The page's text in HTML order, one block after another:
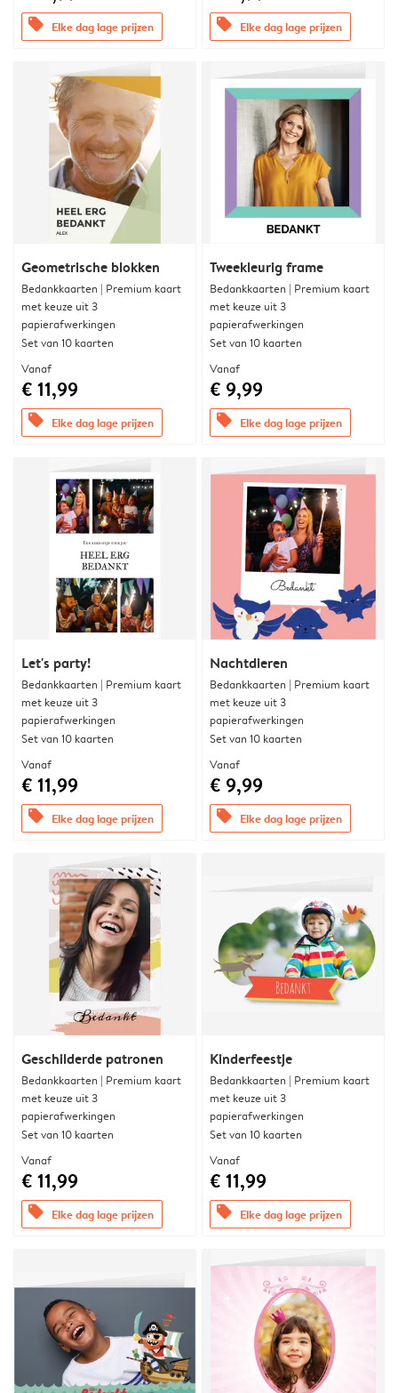
offers Elke dag lage prijzen offers Elke dag lage prijzen
Geometrische blokken
Bedankkaarten | Premium kaart
met keuze uit 3
papierafwerkingen
Set van 10 kaarten
Vanaf
€ 11,99
offers Elke dag lage prijzen
Tweekleurig frame
Bedankkaarten | Premium kaart
met keuze uit 3
papierafwerkingen
Set van 10 kaarten
Vanaf
€ 9,99
offers Elke dag lage prijzen
Let's party!
Bedankkaarten | Premium kaart
met keuze uit 3
papierafwerkingen
Set van 10 kaarten
Vanaf
€ 11,99
offers Elke dag lage prijzen
Nachtdieren
Bedankkaarten | Premium kaart
met keuze uit 3
papierafwerkingen
Set van 10 kaarten
Vanaf
€ 9,99
offers Elke dag lage prijzen
Geschilderde patronen
Bedankkaarten | Premium kaart
met keuze uit 3
papierafwerkingen
Set van 10 kaarten
Vanaf
€ 11,99
offers Elke dag lage prijzen
Kinderfeestje
Bedankkaarten | Premium kaart
met keuze uit 3
papierafwerkingen
Set van 10 kaarten
Vanaf
€ 11,99
offers Elke dag lage prijzen